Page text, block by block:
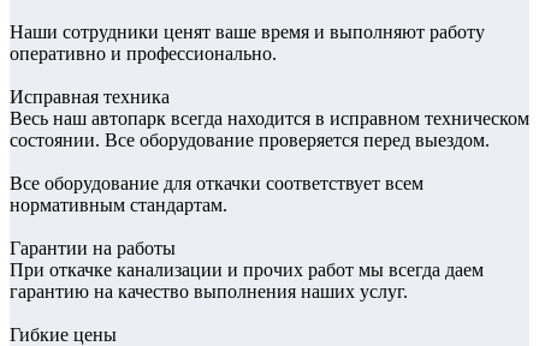
Наши сотрудники ценят ваше время и выполняют работу
оперативно и профессионально.
Исправная техника
Весь наш автопарк всегда находится в исправном техническом
состоянии. Все оборудование проверяется перед выездом.
Все оборудование для откачки соответствует всем
нормативным стандартам.
Гарантии на работы
При откачке канализации и прочих работ мы всегда даем
гарантию на качество выполнения наших услуг.
Гибкие цены